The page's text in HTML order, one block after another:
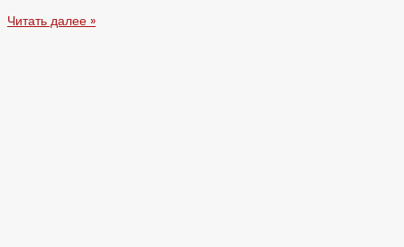
Читать далее »